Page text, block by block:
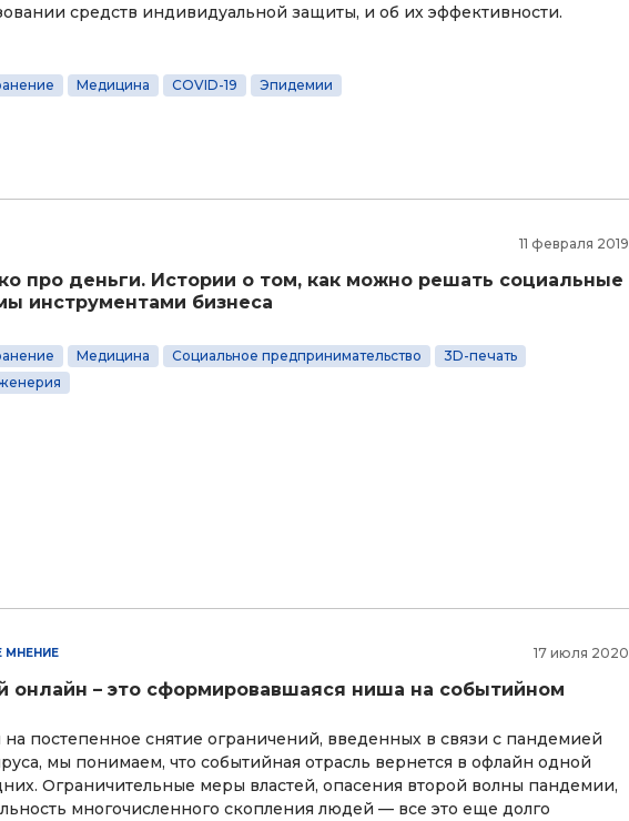
средств индивидуальной защиты, и об их эффективности.
Медицина COVID-19 Эпидемии
11 февраля 2019
про деньги. Истории о том, как можно решать социальные
инструментами бизнеса
Медицина Социальное предпринимательство
3D-печать
МНЕНИЕ 17 июля 2020
онлайн – это сформировавшаяся ниша на событийном
на постепенное снятие ограничений, введенных в связи с пандемией
мы понимаем, что событийная отрасль вернется в офлайн одной
Ограничительные меры властей, опасения второй волны пандемии,
многочисленного скопления людей — все это еще долго